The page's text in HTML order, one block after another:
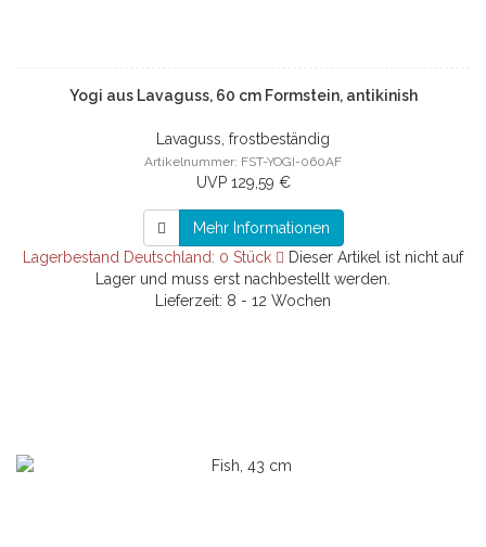
Yogi aus Lavaguss, 60 cm Formstein, antikinish
Lavaguss, frostbeständig
Artikelnummer: FST-YOGI-060AF
UVP 129,59 €
Mehr Informationen
Lagerbestand Deutschland: 0 Stück
Dieser Artikel ist nicht auf
Lager und muss erst nachbestellt werden.
Lieferzeit: 8 - 12 Wochen